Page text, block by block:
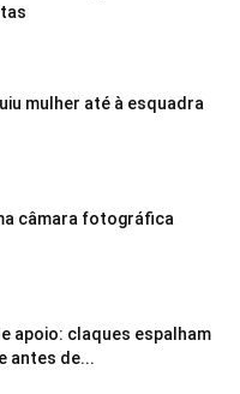
mulher até à esquadra
câmara fotográfica
apoio: claques espalham
antes de...